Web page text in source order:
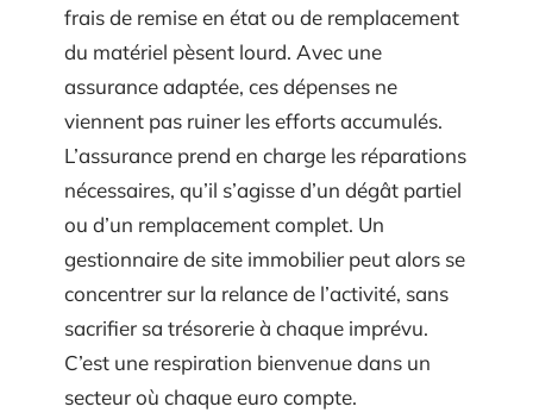
frais de remise en état ou de remplacement
du matériel pèsent lourd. Avec une
assurance adaptée, ces dépenses ne
viennent pas ruiner les efforts accumulés.
L’assurance prend en charge les réparations
nécessaires, qu’il s’agisse d’un dégât partiel
ou d’un remplacement complet. Un
gestionnaire de site immobilier peut alors se
concentrer sur la relance de l’activité, sans
sacrifier sa trésorerie à chaque imprévu.
C’est une respiration bienvenue dans un
secteur où chaque euro compte.